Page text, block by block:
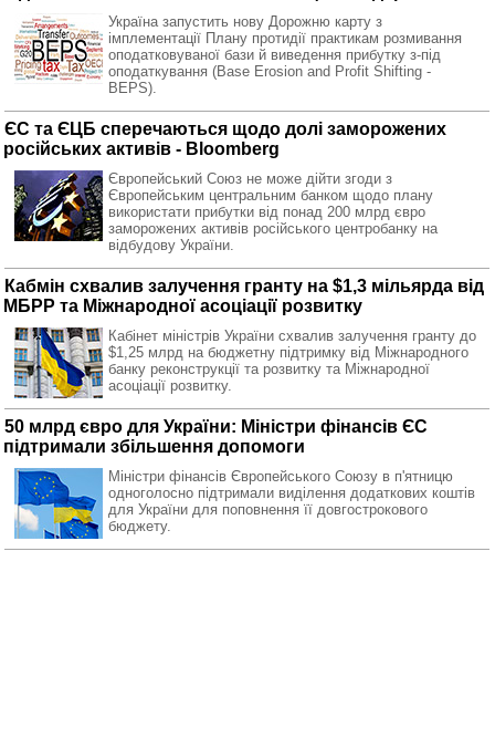
Україна запустить нову Дорожню карту з
імплементації Плану протидії практикам розмивання
оподатковуваної бази й виведення прибутку з-під
оподаткування (Base Erosion and Profit Shifting -
BEPS).
ЄС та ЄЦБ сперечаються щодо долі заморожених
російських активів - Bloomberg
Європейський Союз не може дійти згоди з
Європейським центральним банком щодо плану
використати прибутки від понад 200 млрд євро
заморожених активів російського центробанку на
відбудову України.
Кабмін схвалив залучення гранту на $1,3 мільярда від
МБРР та Міжнародної асоціації розвитку
Кабінет міністрів України схвалив залучення гранту до
$1,25 млрд на бюджетну підтримку від Міжнародного
банку реконструкції та розвитку та Міжнародної
асоціації розвитку.
50 млрд євро для України: Міністри фінансів ЄС
підтримали збільшення допомоги
Міністри фінансів Європейського Союзу в п'ятницю
одноголосно підтримали виділення додаткових коштів
для України для поповнення її довгострокового
бюджету.